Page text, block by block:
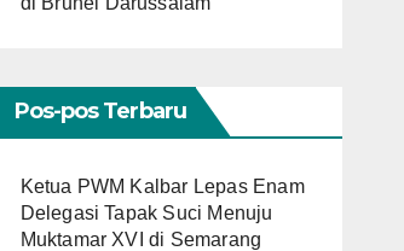
Pos-pos Terbaru
Ketua PWM Kalbar Lepas Enam
Delegasi Tapak Suci Menuju
Muktamar XVI di Semarang